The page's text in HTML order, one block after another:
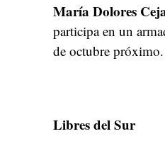
María Dolores
participa en un
de octubre próximo.
Libres del Sur